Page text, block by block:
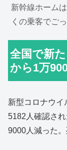
新幹線ホーム
くの乗客でご
全国で新
から1万
新型コロナウイ
5182人確認さ
9000人減った